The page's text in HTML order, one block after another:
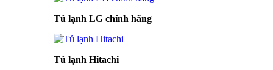
Tủ lạnh LG chính hãng
Tủ lạnh Hitachi